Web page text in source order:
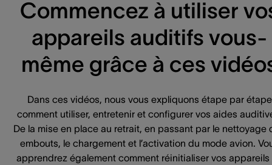
Commencez à utiliser
appareils auditifs vous-
même grâce à ces
Dans ces vidéos, nous vous expliquons étape par étape
comment utiliser, entretenir et configurer vos aides
De la mise en place au retrait, en passant par le nettoyage
embouts, le chargement et l’activation du mode avion.
apprendrez également comment réinitialiser vos appareils